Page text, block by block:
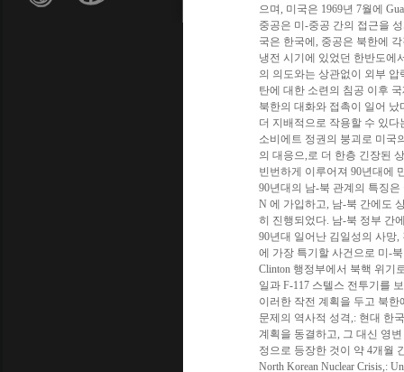
으며, 미국은 1969년 7월에
중공은 미-중공 간의 접근을
국은 한국에, 중공은 북한에
냉전 시기에 있었던 한반도에
의 의도와는 상관없이 외부
탄에 대한 소련의 침공 이후
북한의 대화와 접촉이 일어
더 지배적으로 작용할 수 있
소비에트 정권의 붕괴로 미국
의 대응으,로 더 한층 긴장된
빈번하게 이루어져 90년대에
90년대의 남-북 관계의 특징
N 에 가입하고, 남-북 간에도
히 진행되었다. 남-북 정부 간
90년대 일어난 김일성의 사망
에 가장 특기할 사건으로 미-
Clinton 행정부에서 북핵 위기
일과 F-117 스텔스 전투기를
이러한 작전 계획을 두고 북한
문제의 역사적 성격,: 현대 한
계획을 동결하고, 그 대신 영
정으로 등장한 것이 약 4개월
North Korean Nuclear Crisis,: